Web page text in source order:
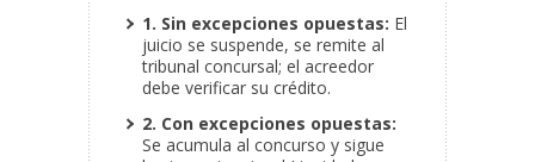
1. Sin excepciones opuestas: El
juicio se suspende, se remite al
tribunal concursal; el acreedor
debe verificar su crédito.
2. Con excepciones opuestas:
Se acumula al concurso y sigue